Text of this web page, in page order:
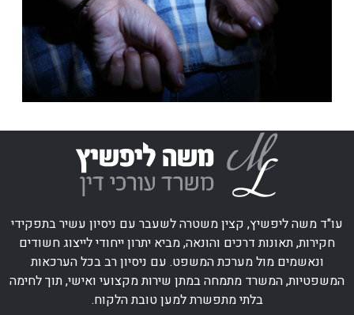
עו"ד משה ליפשיץ, קצין משטרה לשעבר עם ניסיון עשיר בתפקידי
חקירות, תאונות דרכים והונאה, מביא יתרון ייחודי לייצוג חשודים
ונאשמים מול מערכת המשפט. עם ניסיון רב בכל הערכאות
המשפטיות, המשרד מתמחה במתן שירות מקצועי ואישי, תוך לחימה
בלתי מתפשרת למען טובת הלקוח.